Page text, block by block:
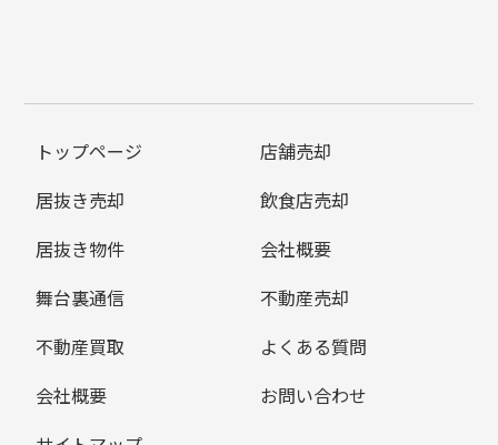
トップページ
店舗売却
居抜き売却
飲食店売却
居抜き物件
会社概要
舞台裏通信
不動産売却
不動産買取
よくある質問
会社概要
お問い合わせ